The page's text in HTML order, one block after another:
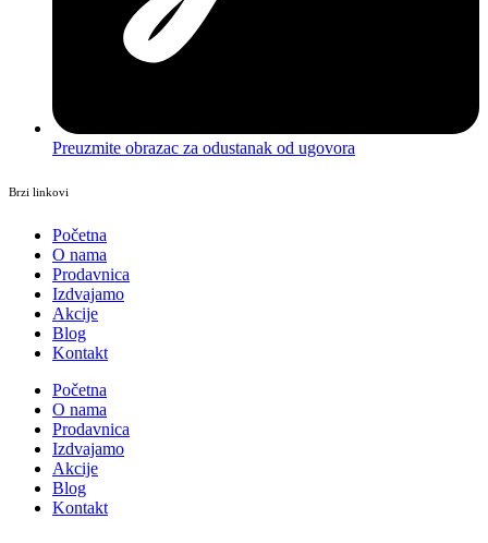
Preuzmite obrazac za odustanak od ugovora
Brzi linkovi
Početna
O nama
Prodavnica
Izdvajamo
Akcije
Blog
Kontakt
Početna
O nama
Prodavnica
Izdvajamo
Akcije
Blog
Kontakt